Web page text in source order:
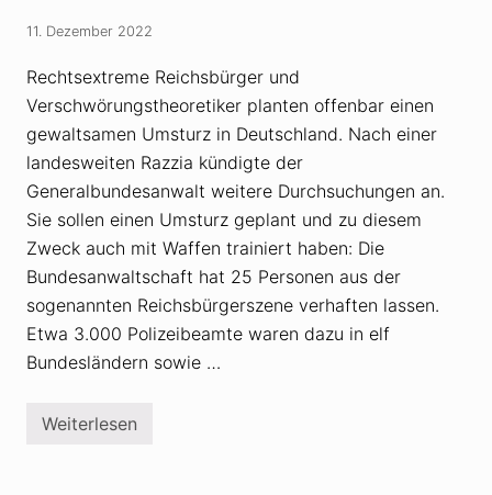
e
l
s
t
h
i
l
f
g
r
u
p
e
f
ü
r
A
n
h
11. Dezember 2022
Rechtsextreme Reichsbürger und
Verschwörungstheoretiker planten offenbar einen
gewaltsamen Umsturz in Deutschland. Nach einer
landesweiten Razzia kündigte der
Generalbundesanwalt weitere Durchsuchungen an.
Sie sollen einen Umsturz geplant und zu diesem
Zweck auch mit Waffen trainiert haben: Die
Bundesanwaltschaft hat 25 Personen aus der
sogenannten Reichsbürgerszene verhaften lassen.
Etwa 3.000 Polizeibeamte waren dazu in elf
Bundesländern sowie …
R
Weiterlesen